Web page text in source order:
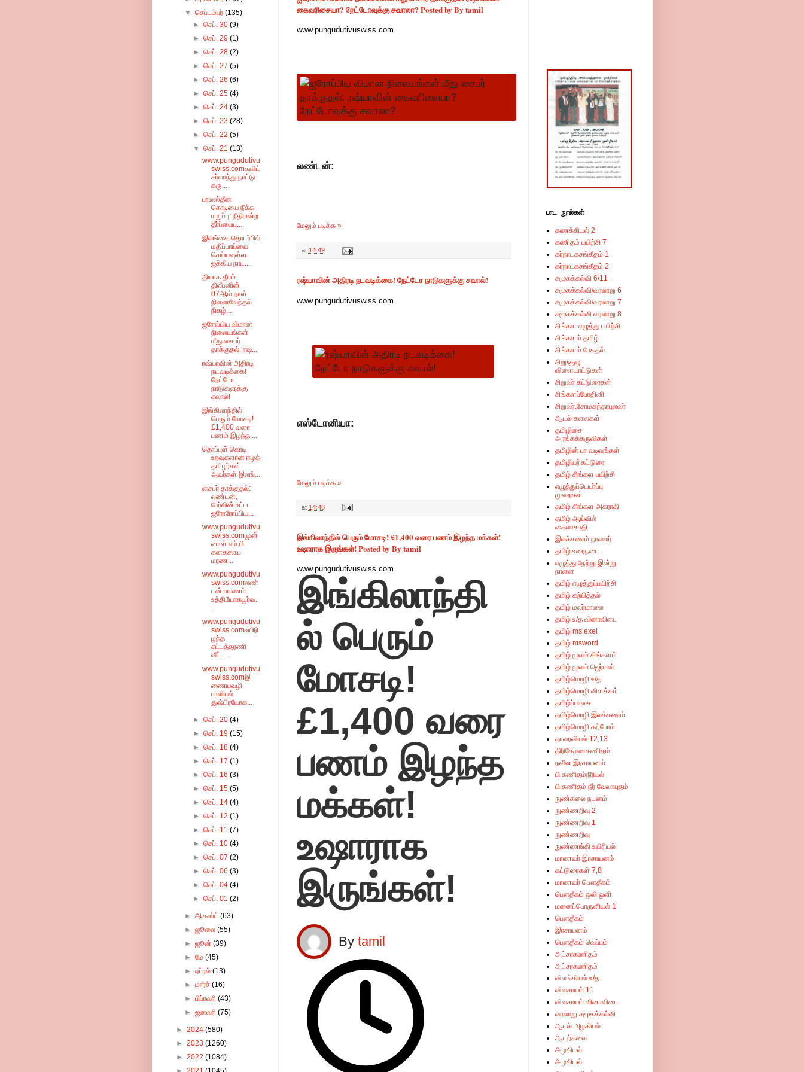
கைவரிசையா? நேட்டோவுக்கு சவாலா? Posted by By tamil
www.pungudutivuswiss.com
லண்டன்:
மேலும் படிக்க »
at 14:49
ரஷ்யாவின் அதிரடி நடவடிக்கை! நேட்டோ நாடுகளுக்கு சவால்!
www.pungudutivuswiss.com
எஸ்டோனியா:
மேலும் படிக்க »
at 14:48
இங்கிலாந்தில் பெரும் மோசடி! £1,400 வரை பணம் இழந்த மக்கள்!
உஷாராக இருங்கள்! Posted by By tamil
www.pungudutivuswiss.com
இங்கிலாந்தி
ல் பெரும்
மோசடி!
£1,400 வரை
பணம் இழந்த
மக்கள்!
உஷாராக
இருங்கள்!
Posted
Bytamil
▼ செப்டம்பர் (135)
►செப். 30(9)
►செப். 29(1)
►செப். 28(2)
►செப். 27(5)
►செப். 26(6)
►செப். 25(4)
►செப். 24(3)
►செப். 23(28)
►செப். 22(5)
▼செப். 21(13)
www.pungudutivu
swiss.comசுவிட்
சர்லாந்து நாட்டு
கரு...
பாலஸ்தீன
கொடியை நீக்க
மறுப்பு: நீதிமன்ற
தீர்ப்பையு...
இலங்கை தொடர்பில்
மதிப்பாய்வை
செய்யவுள்ள
ஐக்கிய நாட...
தியாக தீபம்
திலீபனின்
07ஆம் நாள்
நினைவேந்தல்
நிகழ்...
ஐரோப்பிய விமான
நிலையங்கள்
மீது சைபர்
தாக்குதல்: ரஷ...
ரஷ்யாவின் அதிரடி
நடவடிக்கை!
நேட்டோ
நாடுகளுக்கு
சவால்!
இங்கிலாந்தில்
பெரும் மோசடி!
£1,400 வரை
பணம் இழந்த ...
தொப்புள் கொடி
உறவுகளான ஈழத்
தமிழர்கள்
அவர்கள் இலங்...
சைபர் தாக்குதல்:
லண்டன்,
பேர்லின் உட்பட
ஐரோரோப்பிய...
www.pungudutivu
swiss.comமுன்
னாள் எம்.பி
கனகசபை
மரண...
www.pungudutivu
swiss.comலண்
டன் பயணம்
உத்தியோகபூர்வ..
.
www.pungudutivu
swiss.comஉயிரி
ழந்த
சட்டத்தரணி
வீட்ட...
www.pungudutivu
swiss.comஇ
ணையவழி
பாலியல்
துஷ்பிரயோக...
►செப். 20(4)
►செப். 19(15)
►செப். 18(4)
►செப். 17(1)
►செப். 16(3)
►செப். 15(5)
►செப். 14(4)
►செப். 12(1)
►செப். 11(7)
►செப். 10(4)
►செப். 07(2)
►செப். 06(3)
►செப். 04(4)
►செப். 01(2)
► ஆகஸ்ட் (63)
► ஜூலை (55)
► ஜூன் (39)
► மே (45)
► ஏப்ரல் (13)
► மார்ச் (16)
► பிப்ரவரி (43)
► ஜனவரி (75)
► 2024 (580)
► 2023 (1260)
► 2022 (1084)
பாட நூல்கள்
கணக்கியல் 2
கணிதம் பயிற்சி 7
கர்நாடகசங்கீதம் 1
கர்நாடகசங்கீதம் 2
சமூகக்கல்வி 6/11
சமூகக்கல்வி/வரலாறு 6
சமூகக்கல்வி/வரலாறு 7
சமூகக்கல்வி வரலாறு 8
சிங்கள எழுத்து பயிற்சி
சிங்களம் தமிழ்
சிங்களம் பேசுதல்
சிறு/குழு
விளையாட்டுகள்
சிறுவர் கட்டுரைகள்
சிங்களப்போதினி
சிறுவர்.சோமசுந்தரபுலவர்
ஆடல் கலைகள்
தமிழிசை
அரங்கக்கருவிகள்
தமிழின் பா வடிவங்கள்
தமிழியற்கட்டுரை
தமிழ் சிங்கள பயிற்சி
எழுத்துப்பெயர்ப்பு
முறைகள்
தமிழ் சிங்கள அகராதி
தமிழ் ஆய்வில்
கைலாசபதி
இலக்கணம் நாவலர்
தமிழ் உரைநடை
எழுத்து நேற்று இன்று
நாளை
தமிழ் எழுத்துப்பயிற்சி
தமிழ் கற்பித்தல்
தமிழ் மலர்மாலை
தமிழ் உ/த வினாவிடை
தமிழ் ms exel
தமிழ் msword
தமிழ் மூலம் சிங்களம்
தமிழ் மூலம் ஜெர்மன்
தமிழ்மொழி உ/த
தமிழ்மொழி விளக்கம்
தமிழ்ப்பாசை
தமிழ்மொழி இலக்கணம்
தமிழ்மொழி கற்போம்
தாவரவியல் 12,13
திரிகோணகணிதம்
நவீன இரசாயனம்
பி கணிதம்நீரியல்
பி.கணிதம் நீர் வேலாயுதம்
நுண்கலை நடனம்
நுண்ணறிவு 2
நுண்ணறிவு 1
நுண்ணறிவு
நுண்ணங்கி உயிரியல்
மாணவர் இரசாயனம்
கட்டுரைகள் 7,8
மாணவர் பௌதீகம்
பௌதீகம் ஒலி ஒளி
மனைப்பொருளியல் 1
பௌதீகம்
இரசாயனம்
பௌதீகம் வெப்பம்
அட்சரகணிதம்
அட்சரகணிதம்
விலங்கியல் உ/த
விவசாயம் 11
விவசாயம் வினாவிடை
வரலாறு சமூகக்கல்வி
ஆடல் அழகியல்
ஆடற்கலை
அழகியல்
அழகியல்